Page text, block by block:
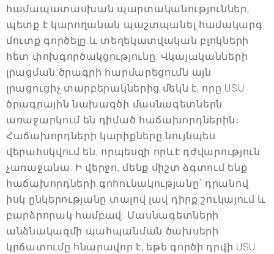
համապատասխան պարտականություններ,
պետք է կարողանան պաշտպանել համակարգ
մուտք գործելը և տեղեկատվական բլոկների
հետ փոխգործակցությունը: Վկայականների
լրացման ծրագրի հարմարեցումն այն
լրացուցիչ տարբերակներից մեկն է, որը USU
ծրագրային նախագծի մասնագետներն
առաջարկում են դիմած հաճախորդներին։
Հաճախորդների կարիքները նույնպես
վերահսկվում են, որպեսզի որևէ դժվարություն
չառաջանա: Ի վերջո, մենք միշտ ձգտում ենք
հաճախորդների գոհունակությանը՝ դրանով
իսկ ընկերությանը տալով լավ դիրք շուկայում և
բարձրորակ համբավ: Մասնագետների
անձնակազմի պահպանման ծախսերի
կրճատումը հնարավոր է, եթե գործի դրվի USU